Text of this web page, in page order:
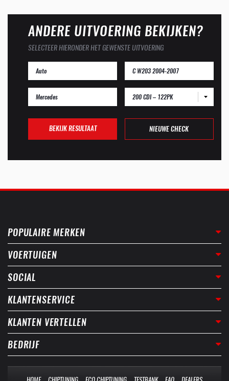
ANDERE UITVOERING BEKIJKEN?
SELECTEER HIERONDER HET GEWENSTE UITVOERING
200 CDI – 122PK
BEKIJK RESULTAAT NIEUWE CHECK
POPULAIRE MERKEN
VOERTUIGEN
SOCIAL
KLANTENSERVICE
KLANTEN VERTELLEN
BEDRIJF